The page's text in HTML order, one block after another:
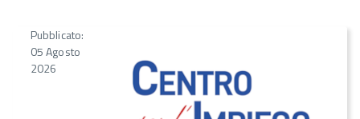
Pubblicato:
05 Agosto
2026